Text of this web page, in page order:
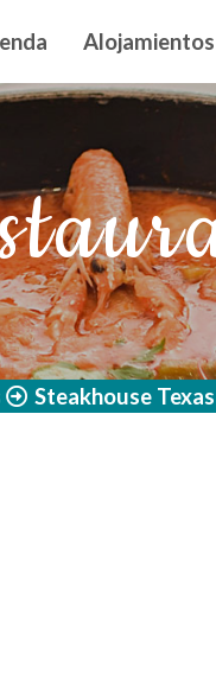
Alojamientos
Steakhouse Texas